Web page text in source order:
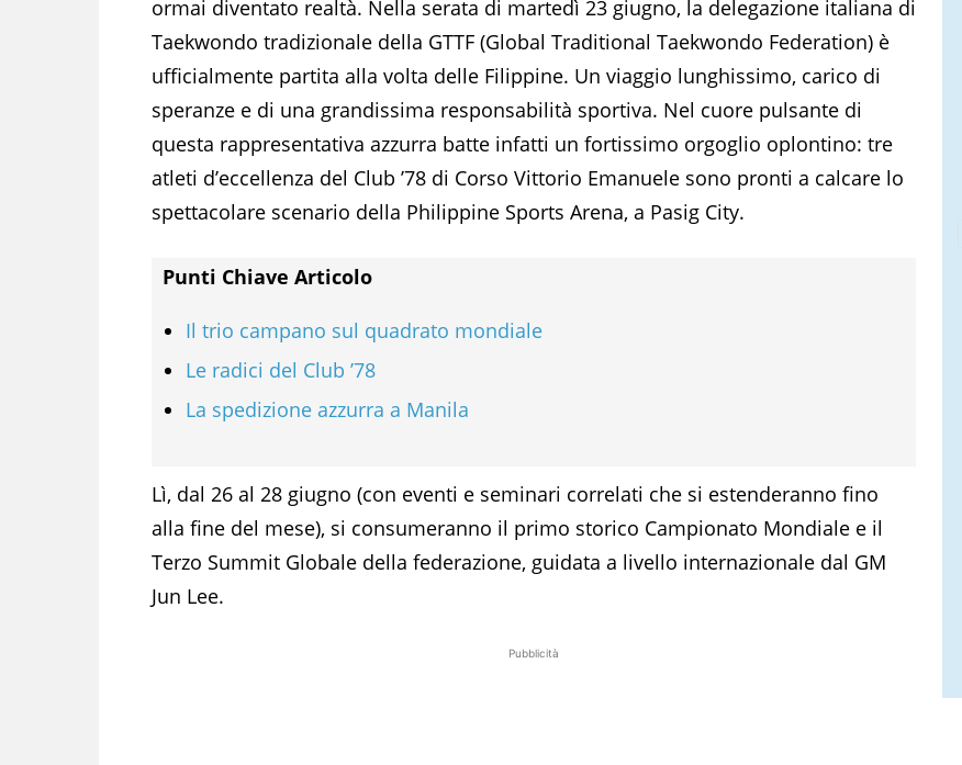
ormai diventato realtà. Nella serata di martedì 23 giugno, la delegazione italiana di
Taekwondo tradizionale della GTTF (Global Traditional Taekwondo Federation) è
ufficialmente partita alla volta delle Filippine. Un viaggio lunghissimo, carico di
speranze e di una grandissima responsabilità sportiva. Nel cuore pulsante di
questa rappresentativa azzurra batte infatti un fortissimo orgoglio oplontino: tre
atleti d’eccellenza del Club ’78 di Corso Vittorio Emanuele sono pronti a calcare lo
spettacolare scenario della Philippine Sports Arena, a Pasig City.
Punti Chiave Articolo
Il trio campano sul quadrato mondiale
Le radici del Club ’78
La spedizione azzurra a Manila
Lì, dal 26 al 28 giugno (con eventi e seminari correlati che si estenderanno fino
alla fine del mese), si consumeranno il primo storico Campionato Mondiale e il
Terzo Summit Globale della federazione, guidata a livello internazionale dal GM
Jun Lee.
Pubblicità